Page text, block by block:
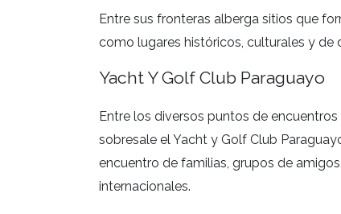
Entre sus fronteras alberga sitios que
como lugares históricos, culturales y de
Yacht Y Golf Club Paraguayo
Entre los diversos puntos de
sobresale el Yacht y Golf Club
encuentro de familias, grupos de
internacionales.